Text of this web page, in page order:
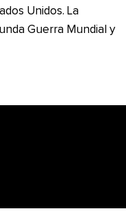
Unidos. La
Guerra Mundial y